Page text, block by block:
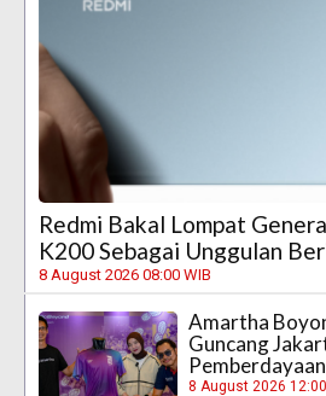
Redmi Bakal Lompat
K200 Sebagai Unggulan
8 August 2026 08:00 WIB
Amartha
Guncang
8 August 2026